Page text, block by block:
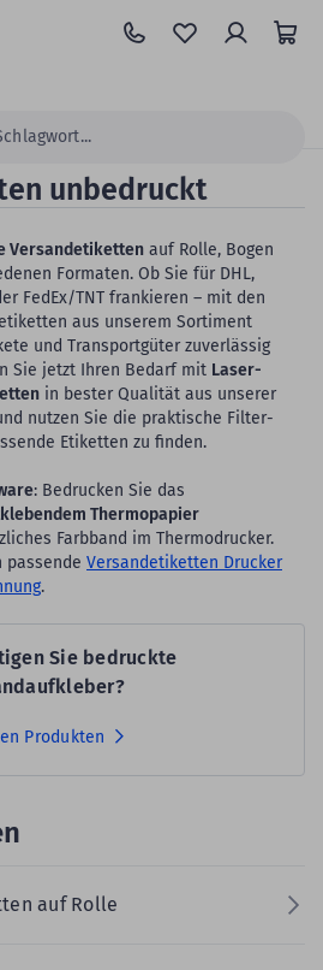
unbedruckt
Versandetiketten auf Rolle, Bogen
Formaten. Ob Sie für DHL,
FedEx/TNT frankieren – mit den
aus unserem Sortiment
und Transportgüter zuverlässig
Sie jetzt Ihren Bedarf mit Laser-
in bester Qualität aus unserer
nutzen Sie die praktische Filter-
Etiketten zu finden.
: Bedrucken Sie das
Thermopapier
Farbband im Thermodrucker.
passende Versandetiketten Drucker
.
Sie bedruckte
Produkten
auf Rolle